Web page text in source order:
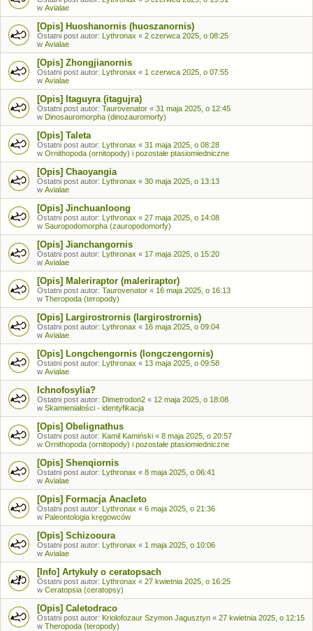
w Avialae
[Opis] Huoshanornis (huoszanornis)
Ostatni post autor: Lythronax « 2 czerwca 2025, o 08:25
w Avialae
[Opis] Zhongjianornis
Ostatni post autor: Lythronax « 1 czerwca 2025, o 07:55
w Avialae
[Opis] Itaguyra (itagujra)
Ostatni post autor: Taurovenator « 31 maja 2025, o 12:45
w Dinosauromorpha (dinozauromorfy)
[Opis] Taleta
Ostatni post autor: Lythronax « 31 maja 2025, o 08:28
w Ornithopoda (ornitopody) i pozostałe ptasiomiedniczne
[Opis] Chaoyangia
Ostatni post autor: Lythronax « 30 maja 2025, o 13:13
w Avialae
[Opis] Jinchuanloong
Ostatni post autor: Lythronax « 27 maja 2025, o 14:08
w Sauropodomorpha (zauropodomorfy)
[Opis] Jianchangornis
Ostatni post autor: Lythronax « 17 maja 2025, o 15:20
w Avialae
[Opis] Maleriraptor (maleriraptor)
Ostatni post autor: Taurovenator « 16 maja 2025, o 16:13
w Theropoda (teropody)
[Opis] Largirostrornis (largirostrornis)
Ostatni post autor: Lythronax « 16 maja 2025, o 09:04
w Avialae
[Opis] Longchengornis (longczengornis)
Ostatni post autor: Lythronax « 13 maja 2025, o 09:58
w Avialae
Ichnofosylia?
Ostatni post autor: Dimetrodon2 « 12 maja 2025, o 18:08
w Skamieniałości - identyfikacja
[Opis] Obelignathus
Ostatni post autor: Kamil Kamiński « 8 maja 2025, o 20:57
w Ornithopoda (ornitopody) i pozostałe ptasiomiedniczne
[Opis] Shenqiornis
Ostatni post autor: Lythronax « 8 maja 2025, o 06:41
w Avialae
[Opis] Formacja Anacleto
Ostatni post autor: Lythronax « 6 maja 2025, o 21:36
w Paleontologia kręgowców
[Opis] Schizooura
Ostatni post autor: Lythronax « 1 maja 2025, o 10:06
w Avialae
[Info] Artykuły o ceratopsach
Ostatni post autor: Lythronax « 27 kwietnia 2025, o 16:25
w Ceratopsia (ceratopsy)
[Opis] Caletodraco
Ostatni post autor: Kriolofozaur Szymon Jagusztyn « 27 kwietnia 2025, o 12:15
w Theropoda (teropody)